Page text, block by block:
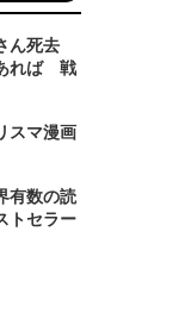
ん死去
れば 戦
スマ漫画
有数の読
トセラー